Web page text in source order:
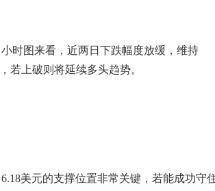
时图来看，近两日下跌幅度放缓，维持
若上破则将延续多头趋势。
美元的支撑位置非常关键，若能成功守